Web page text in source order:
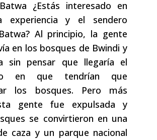
¿Estás interesado en
experiencia y el sendero
Al principio, la gente
en los bosques de Bwindi y
sin pensar que llegaría el
en que tendrían que
los bosques. Pero más
gente fue expulsada y
se convirtieron en una
caza y un parque nacional